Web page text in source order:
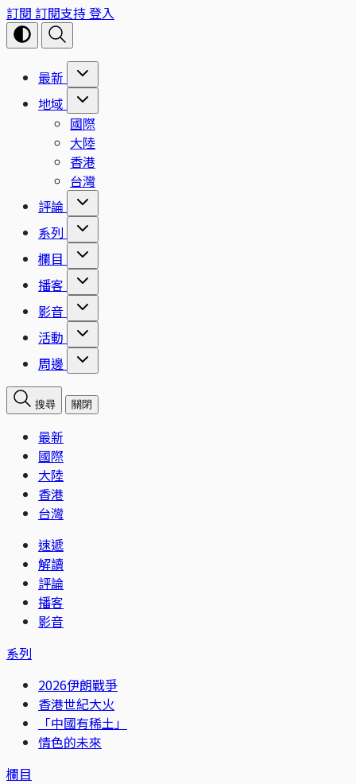
訂閱 訂閱支持登入
最新
地域
國際
大陸
香港
台灣
評論
系列
欄目
播客
影音
活動
周邊
搜尋 關閉
最新
國際
大陸
香港
台灣
速遞
解讀
評論
播客
影音
系列
2026伊朗戰爭
香港世紀大火
「中國有稀土」
情色的未來
欄目